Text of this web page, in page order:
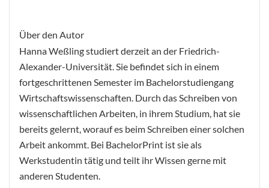
Über den Autor
Hanna Weßling studiert derzeit an der Friedrich-
Alexander-Universität. Sie befindet sich in einem
fortgeschrittenen Semester im Bachelorstudiengang
Wirtschaftswissenschaften. Durch das Schreiben von
wissenschaftlichen Arbeiten, in ihrem Studium, hat sie
bereits gelernt, worauf es beim Schreiben einer solchen
Arbeit ankommt. Bei BachelorPrint ist sie als
Werkstudentin tätig und teilt ihr Wissen gerne mit
anderen Studenten.